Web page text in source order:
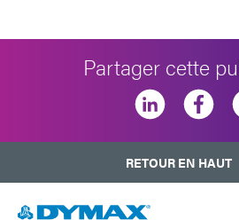
Partager cette
RETOUR EN HAUT